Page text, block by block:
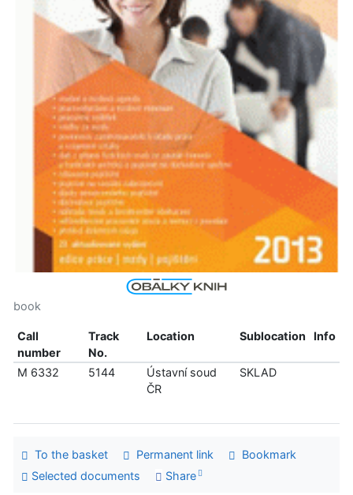
book
Call
number
Track
No.
Location Sublocation Info
M 6332 5144
Ústavní soud
ČR
SKLAD
To the basket Permanent link
Bookmark
Selected documents
Share